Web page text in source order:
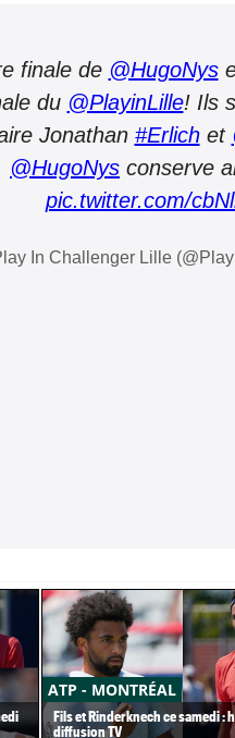
finale de @HugoNys
du @PlayinLille! Ils
Jonathan #Erlichet
@HugoNys conserve
pic.twitter.com/
In Challenger Lille
ATP - MONTRÉAL
Fils et Rinderknech ce samedi :
diffusion TV